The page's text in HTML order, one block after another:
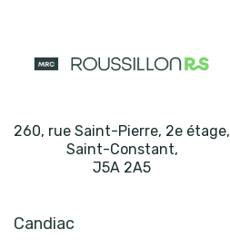
260, rue Saint-Pierre, 2e étage,
Saint-Constant,
J5A 2A5
Candiac